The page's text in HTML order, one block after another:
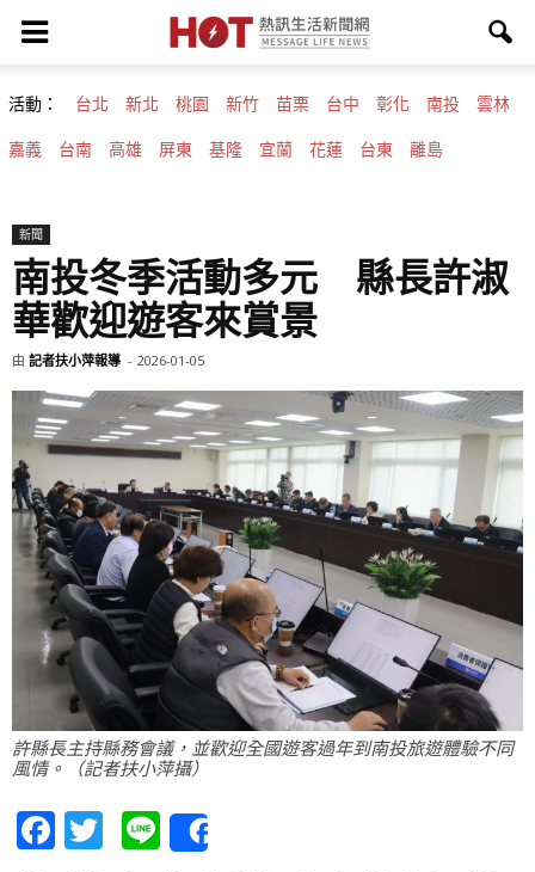
活動： 台北 新北 桃園 新竹 苗栗 台中 彰化 南投 雲林
嘉義 台南 高雄 屏東 基隆 宜蘭 花蓮 台東 離島
新聞
南投冬季活動多元 縣長許淑
華歡迎遊客來賞景
由 記者扶小萍報導 - 2026-01-05
許縣長主持縣務會議，並歡迎全國遊客過年到南投旅遊體驗不同
風情。（記者扶小萍攝）
Facebook
Twitter
Line